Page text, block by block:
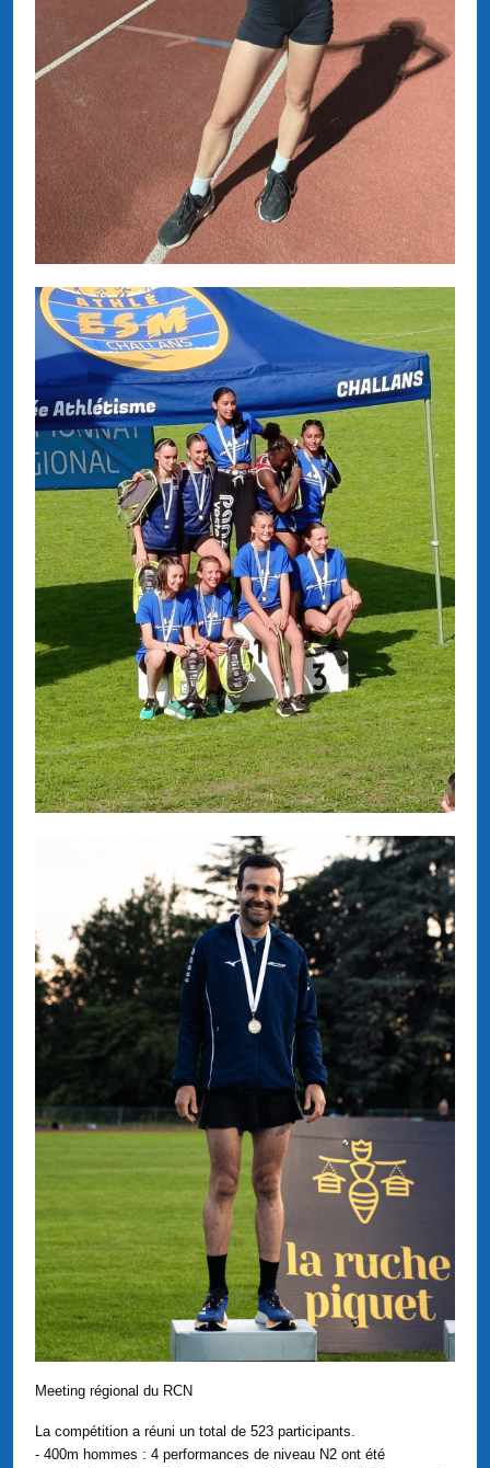
Meeting régional du RCN
La compétition a réuni un total de 523 participants.
- 400m hommes : 4 performances de niveau N2 ont été